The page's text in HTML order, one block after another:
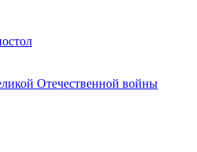
Отечественной войны